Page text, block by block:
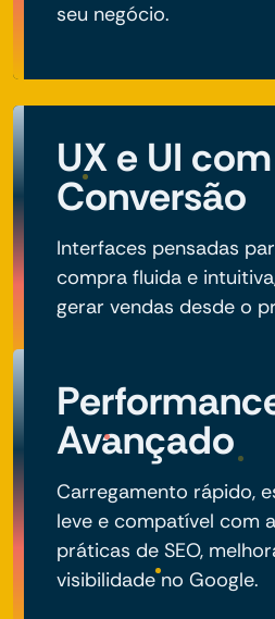
seu negócio.
UX e UI
Conversão
Interfaces pensadas
compra fluida e
gerar vendas desde o
Avançado
Carregamento rápido,
leve e compatível com
práticas de SEO,
visibilidade no Google.